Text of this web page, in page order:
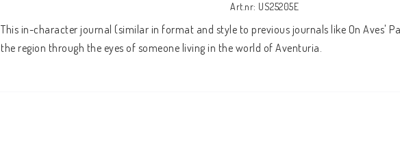
Art.nr: US25205E
This in-character journal (similar in format and style to previous journals like On Aves'
the region through the eyes of someone living in the world of Aventuria.